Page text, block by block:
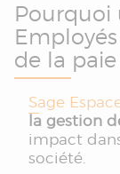
Pourquoi
de la paie
Sage
la gestion
impact
société.